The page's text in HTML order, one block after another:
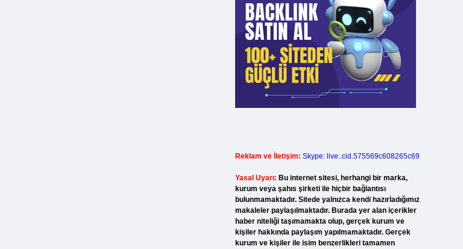
Reklam ve İletişim: Skype: live:.cid.575569c608265c69
Yasal Uyarı: Bu internet sitesi, herhangi bir marka,
kurum veya şahıs şirketi ile hiçbir bağlantısı
bulunmamaktadır. Sitede yalnızca kendi hazırladığımız
makaleler paylaşılmaktadır. Burada yer alan içerikler
haber niteliği taşımamakta olup, gerçek kurum ve
kişiler hakkında paylaşım yapılmamaktadır. Gerçek
kurum ve kişiler ile isim benzerlikleri tamamen